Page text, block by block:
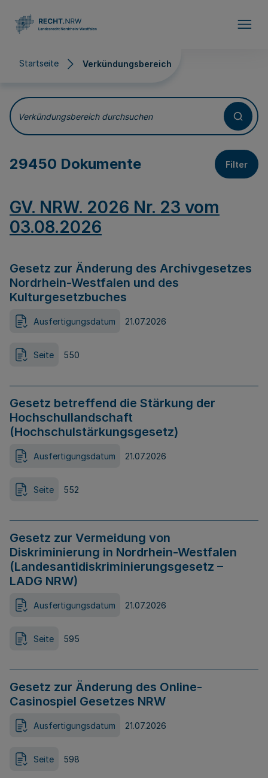
Startseite Verkündungsbereich
Verkündungsbereich
Verkündungsbereich durchsuchen
29450 Dokumente Filter
GV. NRW. 2026 Nr. 23 vom
03.08.2026
Gesetz zur Änderung des Archivgesetzes
Nordrhein-Westfalen und des
Kulturgesetzbuches
Ausfertigungsdatum 21.07.2026
Seite 550
Gesetz betreffend die Stärkung der
Hochschullandschaft
(Hochschulstärkungsgesetz)
Ausfertigungsdatum 21.07.2026
Seite 552
Gesetz zur Vermeidung von
Diskriminierung in Nordrhein-Westfalen
(Landesantidiskriminierungsgesetz –
LADG NRW)
Ausfertigungsdatum 21.07.2026
Seite 595
Gesetz zur Änderung des Online-
Casinospiel Gesetzes NRW
Ausfertigungsdatum 21.07.2026
Seite 598